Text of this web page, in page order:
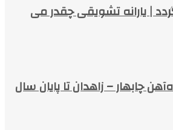
| یارانه تشویقی چقدر می
چابهار – زاهدان تا پایان سال